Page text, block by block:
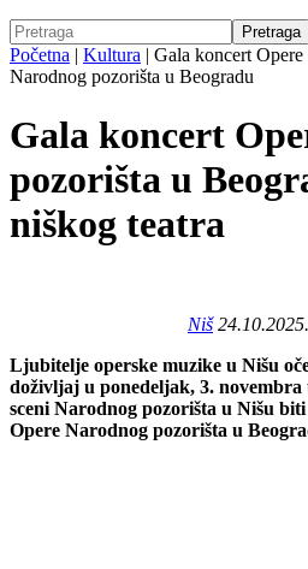
Početna | Kultura | Gala koncert Opere
Narodnog pozorišta u Beogradu
Gala koncert
pozorišta u
niškog teatra
Niš
Ljubitelje operske muzike u Nišu
doživljaj u ponedeljak, 3. novembra
sceni Narodnog pozorišta u Nišu
Opere Narodnog pozorišta u